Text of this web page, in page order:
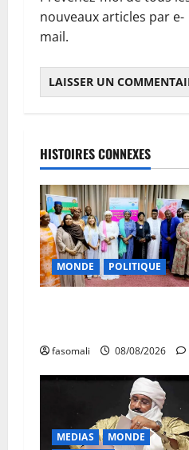
nouveaux articles par e-
mail.
HISTOIRES CONNEXES
MONDE POLITIQUE
fasomali 08/08/2026
MEDIAS MONDE